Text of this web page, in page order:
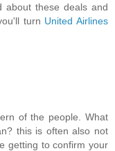
about these deals and
turn United Airlines
of the people. What
this is often also not
getting to confirm your